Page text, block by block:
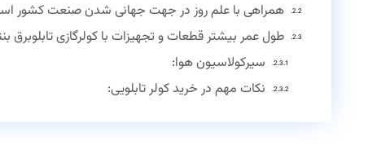
همراهی با علم روز در جهت جهانی شدن صنعت کشور
طول عمر بیشتر قطعات و تجهیزات با کولرگازی تابلوبرق
سیرکولاسیون هوا:
نکات مهم در خرید کولر تابلویی: